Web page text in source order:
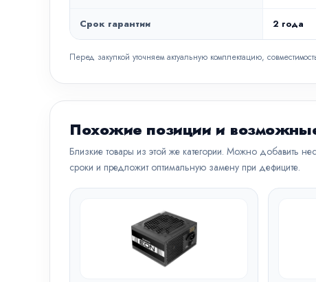
Срок гарантии 2 года
Перед закупкой уточняем актуальную комплектацию,
Похожие позиции и
Близкие товары из этой же категории. Можно добавить
сроки и предложит оптимальную замену при дефиците.